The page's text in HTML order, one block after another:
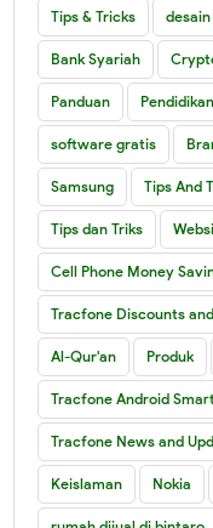
Tips & Tricks
Bank Syariah
Panduan Pendidikan
software gratis
Samsung Tips And
Tips dan Triks
Cell Phone Money
Tracfone Discounts
Al-Qur'an Produk
Tracfone Android
Tracfone News and
Keislaman Nokia